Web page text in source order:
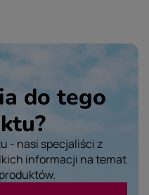
do tego
- nasi specjaliści z
informacji na temat